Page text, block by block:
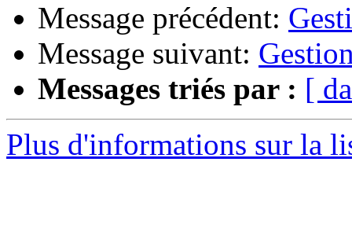
Message précédent:
Message suivant:
Messages triés par : [
Plus d'informations sur la